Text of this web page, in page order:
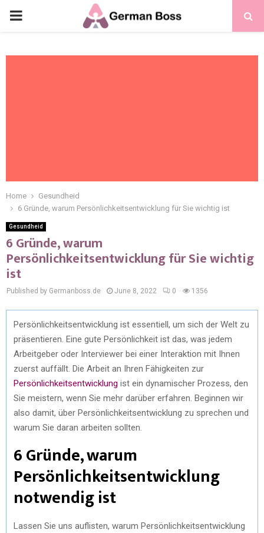
Home
Gesundheid
6 Gründe, warum Persönlichkeitsentwicklung für Sie wichtig ist
Gesundheid
6 Gründe, warum
Persönlichkeitsentwicklung für Sie wichtig
ist
Published by Germanboss.de June 8, 2022 0 1356
Persönlichkeitsentwicklung ist essentiell, um sich der Welt zu
präsentieren. Eine gute Persönlichkeit ist das, was jedem
Arbeitgeber oder Interviewer bei einer Interaktion mit Ihnen
zuerst auffällt. Die Arbeit an Ihren Fähigkeiten zur
Persönlichkeitsentwicklung ist ein dynamischer Prozess, den
Sie meistern, wenn Sie mehr darüber erfahren. Beginnen wir
also damit, über Persönlichkeitsentwicklung zu sprechen und
warum Sie daran arbeiten sollten.
6 Gründe, warum
Persönlichkeitsentwicklung
notwendig ist
Lassen Sie uns auflisten, warum Persönlichkeitsentwicklung